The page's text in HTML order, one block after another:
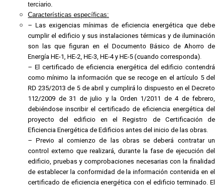
terciario.
Características específicas:
– Las exigencias mínimas de eficiencia energética que debe
cumplir el edificio y sus instalaciones térmicas y de iluminación
son las que figuran en el Documento Básico de Ahorro de
Energía HE-1, HE-2, HE-3, HE-4 y HE-5 (cuando corresponda).
– El certificado de eficiencia energética del edificio contendrá
como mínimo la información que se recoge en el artículo 5 del
RD 235/2013 de 5 de abril y cumplirá lo dispuesto en el Decreto
112/2009 de 31 de julio y la Orden 1/2011 de 4 de febrero,
debiéndose inscribir el certificado de eficiencia energética del
proyecto del edificio en el Registro de Certificación de
Eficiencia Energética de Edificios antes del inicio de las obras.
– Previo al comienzo de las obras se deberá contratar un
control externo que realizará, durante la fase de ejecución del
edificio, pruebas y comprobaciones necesarias con la finalidad
de establecer la conformidad de la información contenida en el
certificado de eficiencia energética con el edificio terminado. El